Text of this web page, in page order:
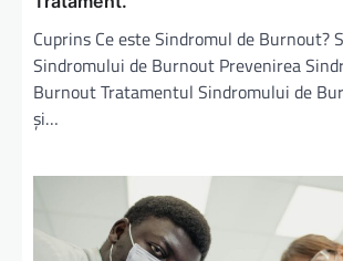
Cuprins Ce este Sindromul de Burnout?
Sindromului de Burnout Prevenirea
Burnout Tratamentul Sindromului de
și…